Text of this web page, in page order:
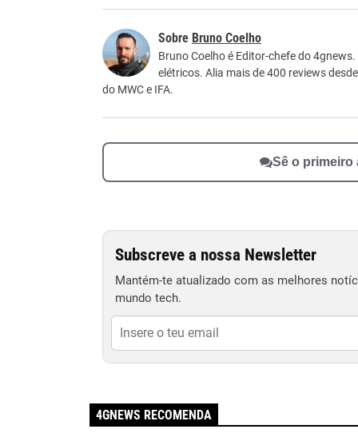
Este conteúdo não tem a informação que
Outro
Bruno Coelho
Bruno Coelho é Editor-chefe do
elétricos. Alia mais de 400 reviews
do MWC e IFA.
Sê o primeiro
Subscreve a nossa Newsletter
Mantém-te atualizado com as melhores
mundo tech.
4GNEWS RECOMENDA